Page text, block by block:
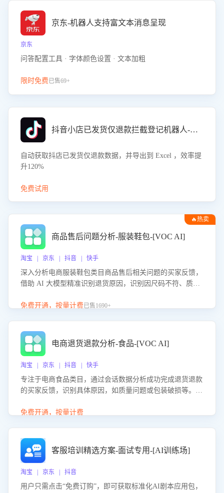
京东-机器人支持富文本消息呈现
京东
问答配置工具 · 字体颜色设置 · 文本加粗
限时免费已售69+
抖音小店已发货仅退款拦截登记机器人-八爪鱼
自动获取抖店已发货仅退款数据，并导出到 Excel ，效率提
升120%
免费试用
🔥热卖
商品售后问题分析-服装鞋包-[VOC AI]
淘宝 | 京东 | 抖音 | 快手
深入分析电商服装鞋包类目商品售后相关问题的买家反馈，
借助 AI 大模型精准识别退货原因，识别因尺码不符、质量
议，助力商家优化产品或服务，实现销售额的显著提升。
免费开通，按量计费已售1690+
电商退货退款分析-食品-[VOC AI]
淘宝 | 京东 | 抖音 | 快手
专注于电商食品类目，通过会话数据分析成功完成退货退款
的买家反馈，识别具体原因，如质量问题或包装破损等。结
商家降低退款率，提升售后效率。
免费开通，按量计费
客服培训精选方案-面试专用-[AI训练场]
淘宝 | 京东 | 抖音
用户只需点击“免费订购”，即可获取标准化AI剧本应用包，